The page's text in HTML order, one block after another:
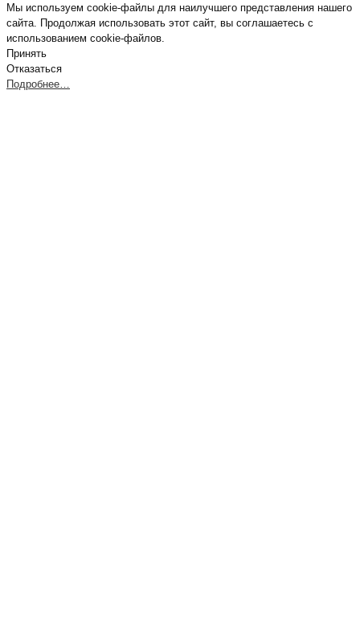
Мы используем cookie-файлы для наилучшего представления нашего
сайта. Продолжая использовать этот сайт, вы соглашаетесь с
использованием cookie-файлов.
Принять
Отказаться
Подробнее…